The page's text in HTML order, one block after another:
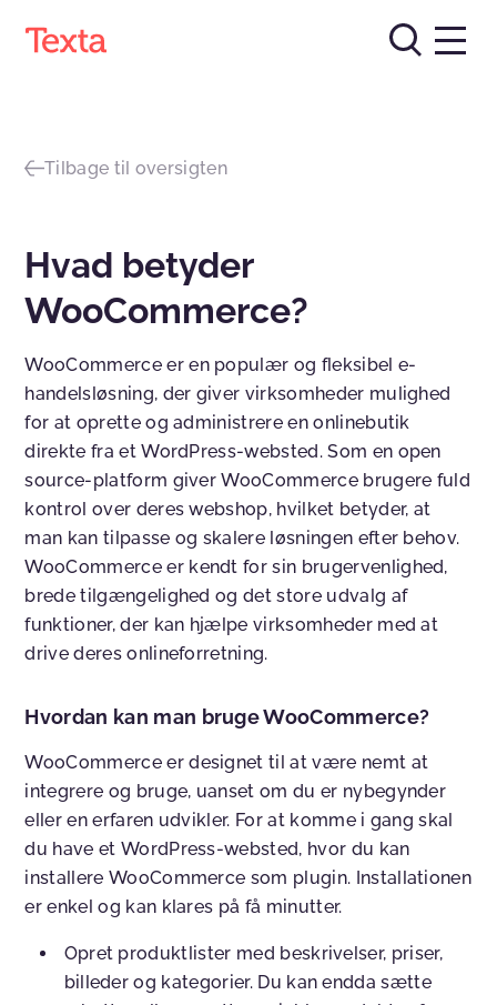
Tilbage til oversigten
Hvad betyder
WooCommerce?
WooCommerce er en populær og fleksibel e-
handelsløsning, der giver virksomheder mulighed
for at oprette og administrere en onlinebutik
direkte fra et WordPress-websted. Som en open
source-platform giver WooCommerce brugere fuld
kontrol over deres webshop, hvilket betyder, at
man kan tilpasse og skalere løsningen efter behov.
WooCommerce er kendt for sin brugervenlighed,
brede tilgængelighed og det store udvalg af
funktioner, der kan hjælpe virksomheder med at
drive deres onlineforretning.
Hvordan kan man bruge WooCommerce?
WooCommerce er designet til at være nemt at
integrere og bruge, uanset om du er nybegynder
eller en erfaren udvikler. For at komme i gang skal
du have et WordPress-websted, hvor du kan
installere WooCommerce som plugin. Installationen
er enkel og kan klares på få minutter.
Opret produktlister med beskrivelser, priser,
billeder og kategorier. Du kan endda sætte